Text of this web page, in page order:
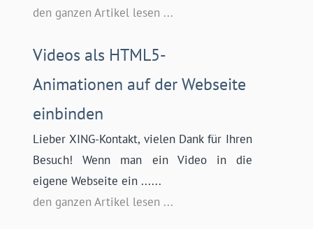
den ganzen Artikel lesen ...
Videos als HTML5-
Animationen auf der Webseite
einbinden
Lieber XING-Kontakt, vielen Dank für Ihren
Besuch! Wenn man ein Video in die
eigene Webseite ein ......
den ganzen Artikel lesen ...